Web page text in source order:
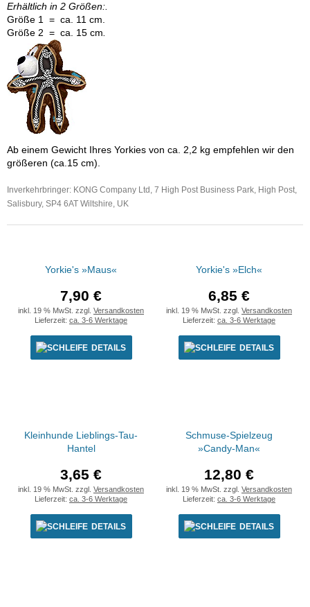
Erhältlich in 2 Größen:.
Größe 1 = ca. 11 cm.
Größe 2 = ca. 15 cm
Ab einem Gewicht Ihres Yorkies von ca. 2,2 kg empfehlen wir den
größeren (ca.15 cm).
Inverkehrbringer: KONG Company Ltd, 7 High Post Business Park, High Post,
Salisbury, SP4 6AT Wiltshire, UK
Yorkie's »Maus«
7,90 €
inkl. 19 % MwSt. zzgl. Versandkosten
Lieferzeit: ca. 3-6 Werktage
DETAILS
Yorkie's »Elch«
6,85 €
inkl. 19 % MwSt. zzgl. Versandkosten
Lieferzeit: ca. 3-6 Werktage
DETAILS
Kleinhunde Lieblings-Tau-
Hantel
3,65 €
inkl. 19 % MwSt. zzgl. Versandkosten
Lieferzeit: ca. 3-6 Werktage
DETAILS
Schmuse-Spielzeug
»Candy-Man«
12,80 €
inkl. 19 % MwSt. zzgl. Versandkosten
Lieferzeit: ca. 3-6 Werktage
DETAILS